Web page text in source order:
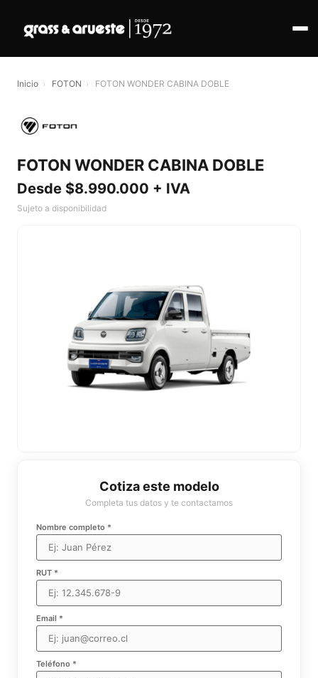
Inicio › FOTON › FOTON WONDER CABINA DOBLE
FOTON WONDER CABINA DOBLE
Desde $8.990.000 + IVA
Sujeto a disponibilidad
Cotiza este modelo
Completa tus datos y te contactamos
Nombre completo *
RUT *
Email *
Teléfono *